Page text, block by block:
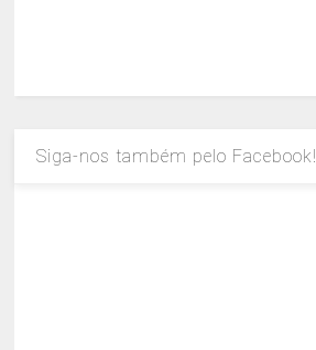
Siga-nos também pelo Facebook!